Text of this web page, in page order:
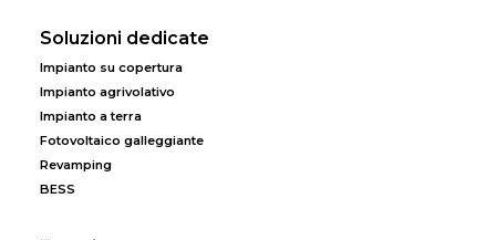
Soluzioni dedicate
Impianto su copertura
Impianto agrivolativo
Impianto a terra
Fotovoltaico galleggiante
Revamping
BESS